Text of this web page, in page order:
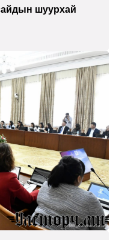
шуурхай